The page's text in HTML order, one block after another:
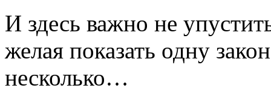
И здесь важно не
желая показать одну
несколько…